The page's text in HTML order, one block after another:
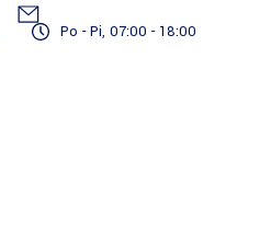
Po - Pi, 07:00 - 18:00